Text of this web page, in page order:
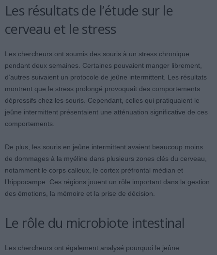
Les résultats de l’étude sur le
cerveau et le stress
Les chercheurs ont soumis des souris à un stress chronique
pendant deux semaines. Certaines pouvaient manger librement,
d’autres suivaient un protocole de jeûne intermittent. Les résultats
montrent que le stress prolongé provoquait des comportements
dépressifs chez les souris. Cependant, celles qui pratiquaient le
jeûne intermittent présentaient une atténuation significative de ces
comportements.
De plus, les souris en jeûne intermittent avaient beaucoup moins
de dommages à la myéline dans plusieurs zones clés du cerveau,
notamment le corps calleux, le cortex préfrontal médian et
l’hippocampe. Ces régions jouent un rôle important dans la gestion
des émotions, la mémoire et la prise de décision.
Le rôle du microbiote intestinal
Les chercheurs ont également analysé pourquoi le jeûne